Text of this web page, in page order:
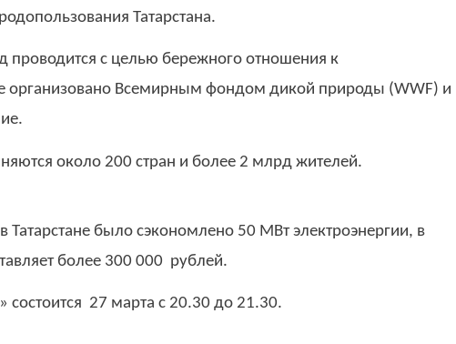
Татарстана.
с целью бережного отношения к
организовано Всемирным фондом дикой природы (WWF) и
около 200 стран и более 2 млрд жителей.
было сэкономлено 50 МВт электроэнергии, в
более 300 000 рублей.
состоится 27 марта с 20.30 до 21.30.